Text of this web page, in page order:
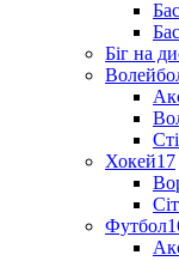
Біг на
Хокей17
Футбол